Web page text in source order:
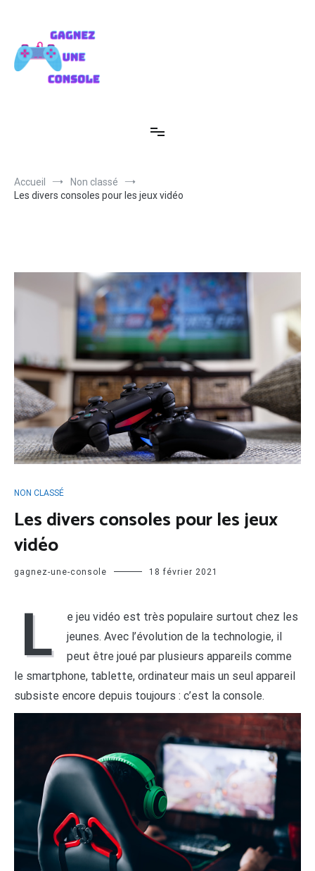
Accueil
Non classé
Les divers consoles pour les jeux vidéo
NON CLASSÉ
Les divers consoles pour les jeux
vidéo
gagnez-une-console 18 février 2021
L
e jeu vidéo est très populaire surtout chez les
jeunes. Avec l’évolution de la technologie, il
peut être joué par plusieurs appareils comme
le smartphone, tablette, ordinateur mais un seul appareil
subsiste encore depuis toujours : c’est la console.